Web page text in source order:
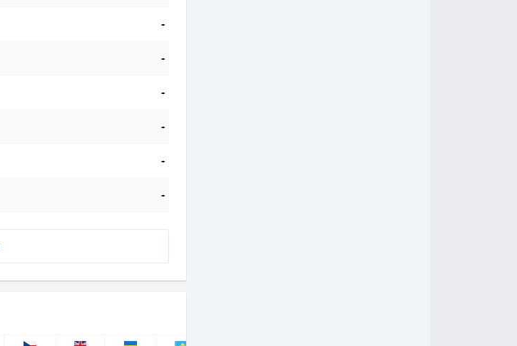
-
-
-
-
-
-